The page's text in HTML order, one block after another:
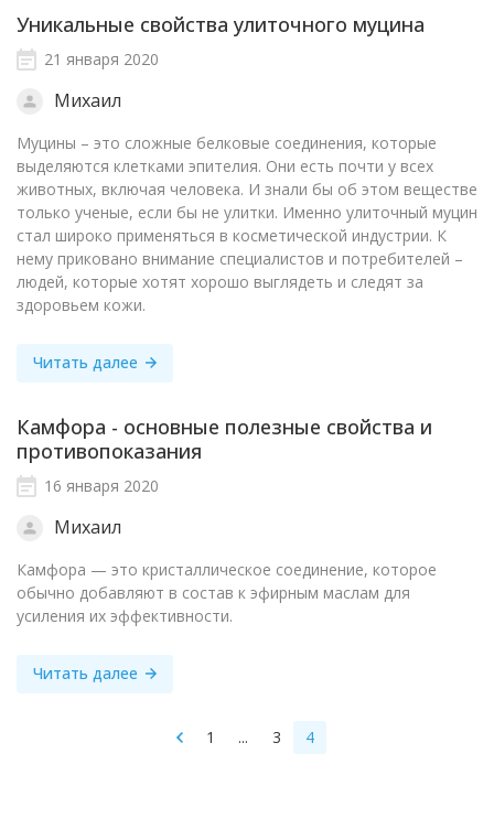
Уникальные свойства улиточного муцина
21 января 2020
Михаил
Муцины – это сложные белковые соединения, которые
выделяются клетками эпителия. Они есть почти у всех
животных, включая человека. И знали бы об этом веществе
только ученые, если бы не улитки. Именно улиточный муцин
стал широко применяться в косметической индустрии. К
нему приковано внимание специалистов и потребителей –
людей, которые хотят хорошо выглядеть и следят за
здоровьем кожи.
Читать далее
Камфора - основные полезные свойства и
противопоказания
16 января 2020
Михаил
Камфора — это кристаллическое соединение, которое
обычно добавляют в состав к эфирным маслам для
усиления их эффективности.
Читать далее
1 ... 3 4